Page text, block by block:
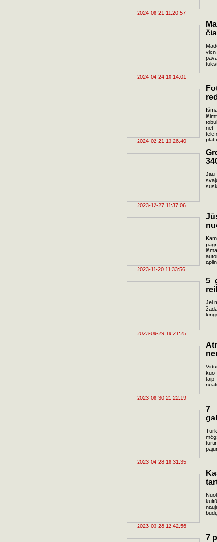
2024-08-21 11:20:57
2024-04-24 10:14:01
2024-02-21 13:28:40
net
2023-12-27 11:37:06
Jau
2023-11-20 11:33:56
2023-09-29 19:21:25
5
Jei
2023-08-30 21:22:19
kuo
taip
2023-04-28 18:31:35
7
2023-03-28 12:42:56
7